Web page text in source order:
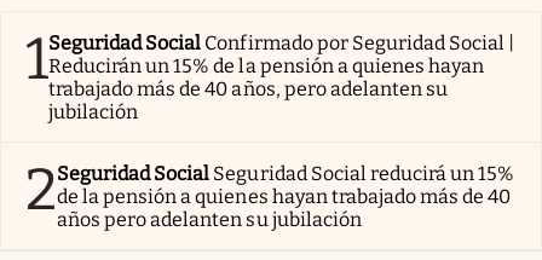
1Seguridad Social Confirmado por Seguridad Social |
Reducirán un 15% de la pensión a quienes hayan
trabajado más de 40 años, pero adelanten su
jubilación
2Seguridad Social Seguridad Social reducirá un 15%
de la pensión a quienes hayan trabajado más de 40
años pero adelanten su jubilación